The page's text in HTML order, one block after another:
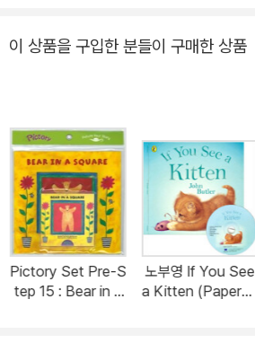
이 상품을 구입한 분들이 구매한 상품
Pictory Set Pre-S
tep 15 : Bear in a
노부영 If You See
a Kitten (Paperba